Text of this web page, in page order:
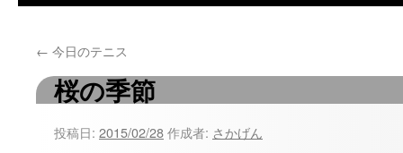
ン
ツ
← 今日のテニス
桜の季節
投稿日: 2015/02/28作成者: さかげん